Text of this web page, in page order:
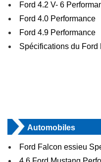
Ford 4.2 V- 6
Ford 4.0 Performance
Ford 4.9 Performance
Spécifications du Ford
Automobiles
Ford Falcon essieu